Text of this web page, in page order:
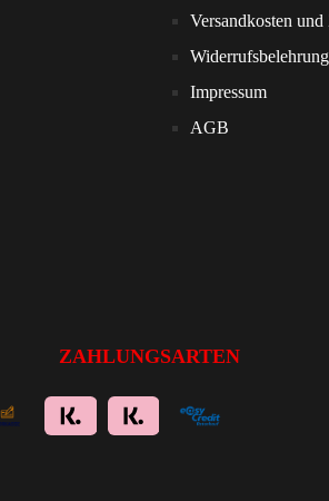
Versandkosten
Widerrufsbelehrung
Impressum
AGB
ZAHLUNGSARTEN